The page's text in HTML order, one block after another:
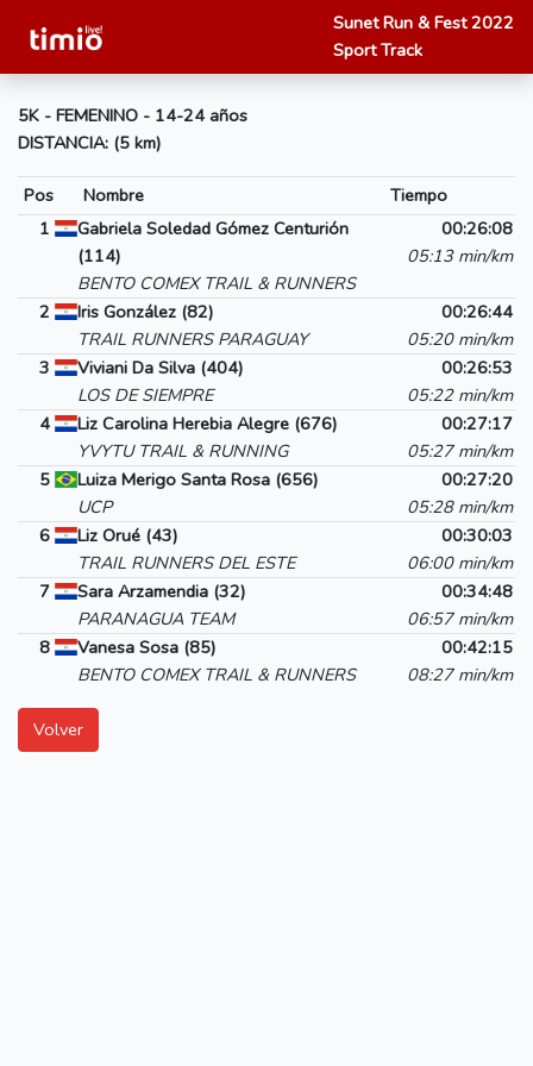
Sunet Run & Fest 2022
Sport Track
5K - FEMENINO - 14-24 años
DISTANCIA: (5 km)
Pos Nombre
Tiempo
1
Gabriela Soledad Gómez Centurión
(114)
BENTO COMEX TRAIL & RUNNERS
00:26:08
05:13 min/km
2
Iris González (82)
TRAIL RUNNERS PARAGUAY
00:26:44
05:20 min/km
3
Viviani Da Silva (404)
LOS DE SIEMPRE
00:26:53
05:22 min/km
4
Liz Carolina Herebia Alegre (676)
YVYTU TRAIL & RUNNING
00:27:17
05:27 min/km
5
Luiza Merigo Santa Rosa (656)
UCP
00:27:20
05:28 min/km
6
Liz Orué (43)
TRAIL RUNNERS DEL ESTE
00:30:03
06:00 min/km
7
Sara Arzamendia (32)
PARANAGUA TEAM
00:34:48
06:57 min/km
8
Vanesa Sosa (85)
BENTO COMEX TRAIL & RUNNERS
00:42:15
08:27 min/km
Volver